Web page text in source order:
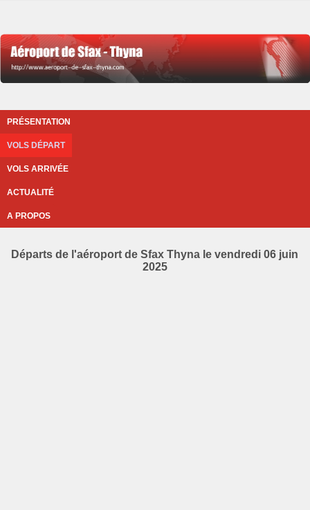
PRÉSENTATION
VOLS DÉPART
VOLS ARRIVÉE
ACTUALITÉ
A PROPOS
Départs de l'aéroport de Sfax Thyna le vendredi 06 juin
2025